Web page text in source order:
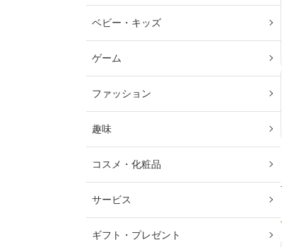
ベビー・キッズ
ゲーム
ファッション
趣味
コスメ・化粧品
サービス
ギフト・プレゼント